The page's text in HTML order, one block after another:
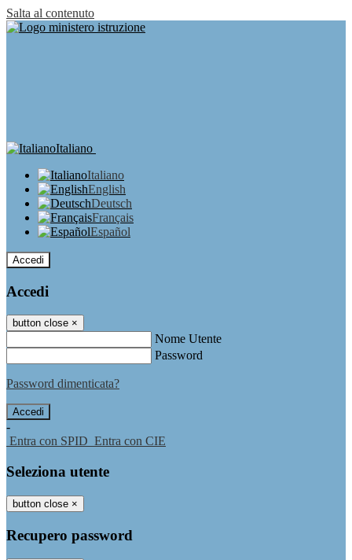
Salta al contenuto
Italiano
Italiano
English
Deutsch
Français
Español
Accedi
Accedi
button close ×
Nome Utente
Password
Password dimenticata?
-
Entra con SPID Entra con CIE
Seleziona utente
button close ×
Recupero password